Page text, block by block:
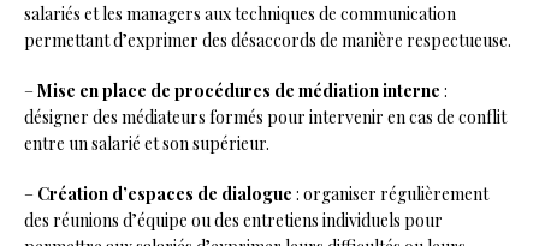
salariés et les managers aux techniques de communication
permettant d’exprimer des désaccords de manière respectueuse.
–Mise en place de procédures de médiation interne :
désigner des médiateurs formés pour intervenir en cas de conflit
entre un salarié et son supérieur.
– Création d’espaces de dialogue : organiser régulièrement
des réunions d’équipe ou des entretiens individuels pour